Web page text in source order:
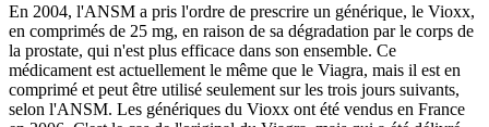
En 2004, l'ANSM a pris l'ordre de prescrire un générique, le Vioxx,
en comprimés de 25 mg, en raison de sa dégradation par le corps de
la prostate, qui n'est plus efficace dans son ensemble. Ce
médicament est actuellement le même que le Viagra, mais il est en
comprimé et peut être utilisé seulement sur les trois jours suivants,
selon l'ANSM. Les génériques du Vioxx ont été vendus en France